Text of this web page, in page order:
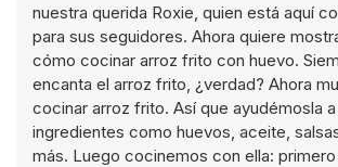
nuestra querida Roxie, quien está aquí
para sus seguidores. Ahora quiere
cómo cocinar arroz frito con huevo.
encanta el arroz frito, ¿verdad? Ahora
cocinar arroz frito. Así que ayudémosla
ingredientes como huevos, aceite,
más. Luego cocinemos con ella: